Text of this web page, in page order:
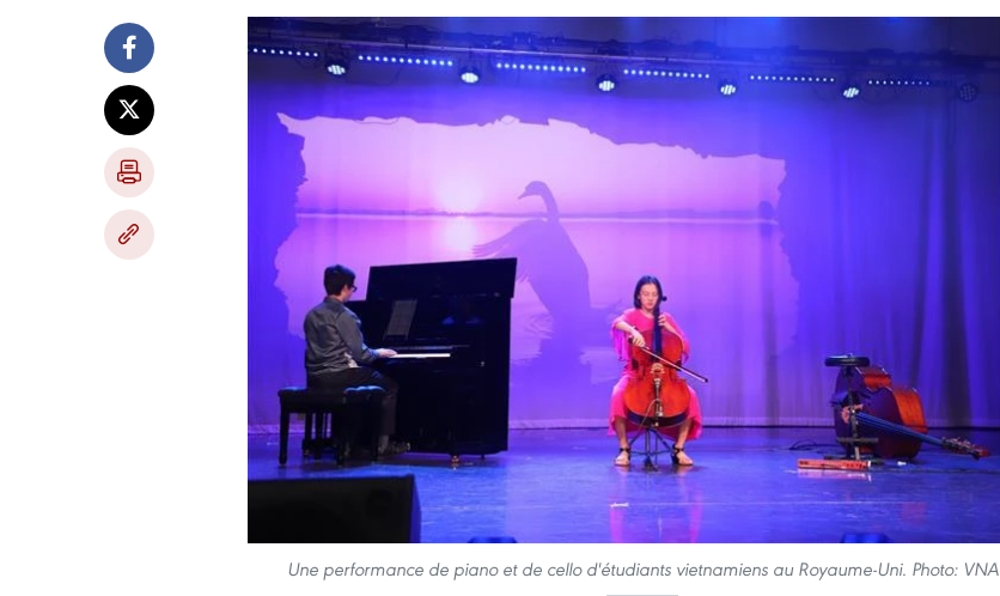
Une performance de piano et de cello d'étudiants vietnamiens au Royaume-Uni. Photo: VNA